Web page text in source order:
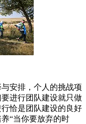
安排，个人的挑战项
进行团队建设就只做
恰是团队建设的良好
“当你要放弃的时